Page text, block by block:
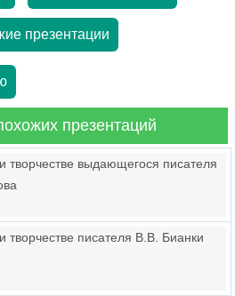
презентации
презентаций
творчестве выдающегося писателя
творчестве писателя В.В. Бианки